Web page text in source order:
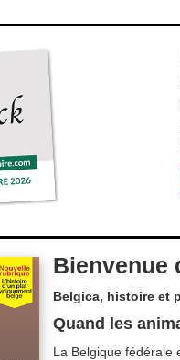
Bienvenue
Belgica, histoire et
Quand les
La Belgique fédérale